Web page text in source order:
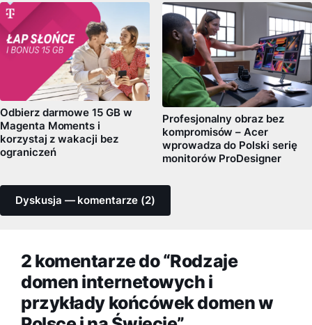
Odbierz darmowe 15 GB w
Magenta Moments i
korzystaj z wakacji bez
ograniczeń
Profesjonalny obraz bez
kompromisów – Acer
wprowadza do Polski serię
monitorów ProDesigner
Dyskusja — komentarze (2)
2 komentarze do “Rodzaje
domen internetowych i
przykłady końcówek domen w